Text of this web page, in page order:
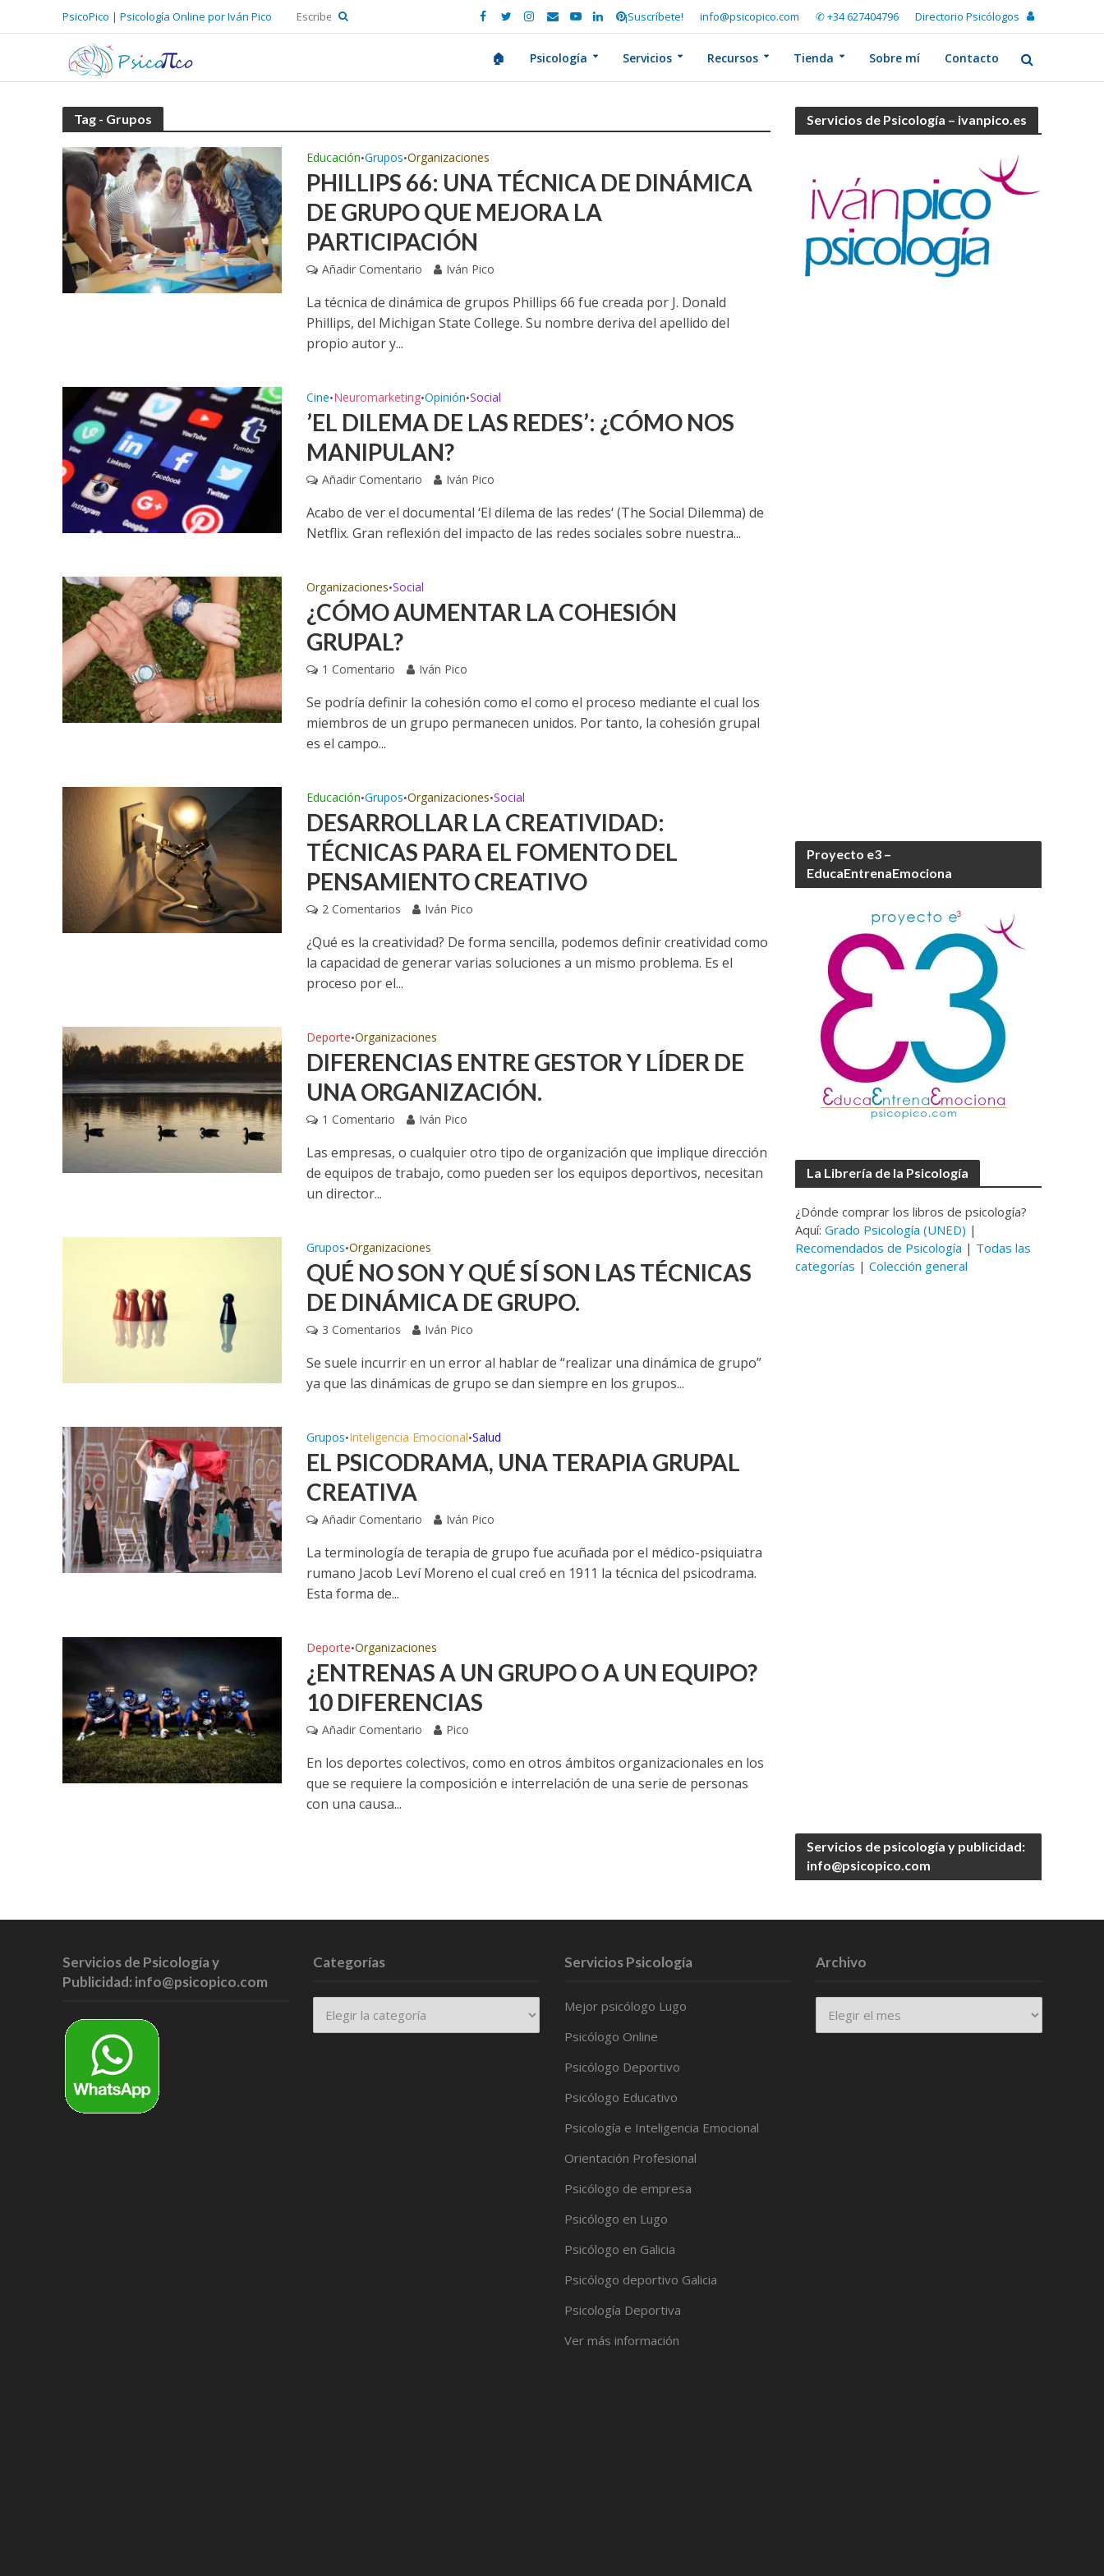
PsicoPico | Psicología Online por Iván Pico ¡Suscríbete! info@psicopico.com ✆ +34 627404796 Directorio Psicólogos
🏠 Psicología Servicios Recursos Tienda Sobre mí Contacto
Tag - Grupos
Educación•Grupos•Organizaciones
PHILLIPS 66: UNA TÉCNICA DE DINÁMICA
DE GRUPO QUE MEJORA LA
PARTICIPACIÓN
Añadir Comentario Iván Pico
La técnica de dinámica de grupos Phillips 66 fue creada por J. Donald
Phillips, del Michigan State College. Su nombre deriva del apellido del
propio autor y...
Cine•Neuromarketing•Opinión•Social
’EL DILEMA DE LAS REDES’: ¿CÓMO NOS
MANIPULAN?
Añadir Comentario Iván Pico
Acabo de ver el documental ‘El dilema de las redes‘ (The Social Dilemma) de
Netflix. Gran reflexión del impacto de las redes sociales sobre nuestra...
Organizaciones•Social
¿CÓMO AUMENTAR LA COHESIÓN
GRUPAL?
1 Comentario Iván Pico
Se podría definir la cohesión como el como el proceso mediante el cual los
miembros de un grupo permanecen unidos. Por tanto, la cohesión grupal
es el campo...
Educación•Grupos•Organizaciones•Social
DESARROLLAR LA CREATIVIDAD:
TÉCNICAS PARA EL FOMENTO DEL
PENSAMIENTO CREATIVO
2 Comentarios Iván Pico
¿Qué es la creatividad? De forma sencilla, podemos definir creatividad como
la capacidad de generar varias soluciones a un mismo problema. Es el
proceso por el...
Deporte•Organizaciones
DIFERENCIAS ENTRE GESTOR Y LÍDER DE
UNA ORGANIZACIÓN.
1 Comentario Iván Pico
Las empresas, o cualquier otro tipo de organización que implique dirección
de equipos de trabajo, como pueden ser los equipos deportivos, necesitan
un director...
Grupos•Organizaciones
QUÉ NO SON Y QUÉ SÍ SON LAS TÉCNICAS
DE DINÁMICA DE GRUPO.
3 Comentarios Iván Pico
Se suele incurrir en un error al hablar de “realizar una dinámica de grupo”
ya que las dinámicas de grupo se dan siempre en los grupos...
Grupos•Inteligencia Emocional•Salud
EL PSICODRAMA, UNA TERAPIA GRUPAL
CREATIVA
Añadir Comentario Iván Pico
La terminología de terapia de grupo fue acuñada por el médico-psiquiatra
rumano Jacob Leví Moreno el cual creó en 1911 la técnica del psicodrama.
Esta forma de...
Deporte•Organizaciones
¿ENTRENAS A UN GRUPO O A UN EQUIPO?
10 DIFERENCIAS
Añadir Comentario Pico
En los deportes colectivos, como en otros ámbitos organizacionales en los
que se requiere la composición e interrelación de una serie de personas
con una causa...
Servicios de Psicología – ivanpico.es
Proyecto e3 –
EducaEntrenaEmociona
La Librería de la Psicología
¿Dónde comprar los libros de psicología?
Aquí:Grado Psicología (UNED) |
Recomendados de Psicología | Todas las
categorías |Colección general
Servicios de psicología y publicidad:
info@psicopico.com
Servicios de Psicología y
Publicidad: info@psicopico.com
Categorías Servicios Psicología
Mejor psicólogo Lugo
Psicólogo Online
Psicólogo Deportivo
Psicólogo Educativo
Psicología e Inteligencia Emocional
Orientación Profesional
Psicólogo de empresa
Psicólogo en Lugo
Psicólogo en Galicia
Psicólogo deportivo Galicia
Psicología Deportiva
Ver más información
Archivo